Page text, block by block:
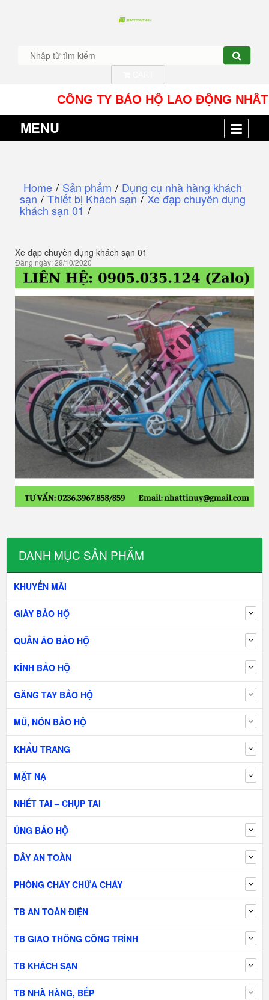
CÔNG TY BẢO HỘ LAO ĐỘNG
MENU
DANH MỤC SẢN PHẨM
KHUYẾN MÃI
GIÀY BẢO HỘ
QUẦN ÁO BẢO HỘ
KÍNH BẢO HỘ
GĂNG TAY BẢO HỘ
MŨ, NÓN BẢO HỘ
KHẨU TRANG
MẶT NẠ
NHÉT TAI – CHỤP TAI
ỦNG BẢO HỘ
DÂY AN TOÀN
PHÒNG CHÁY CHỮA CHÁY
TB AN TOÀN ĐIỆN
TB GIAO THÔNG CÔNG TRÌNH
TB KHÁCH SẠN
TB NHÀ HÀNG, BẾP
Home / Sản phẩm / Dụng cụ nhà hàng khách
sạn / Thiết bị Khách sạn / Xe đạp chuyên dụng
khách sạn 01 /
Xe đạp chuyên dụng khách sạn 01
Đăng ngày: 29/10/2020